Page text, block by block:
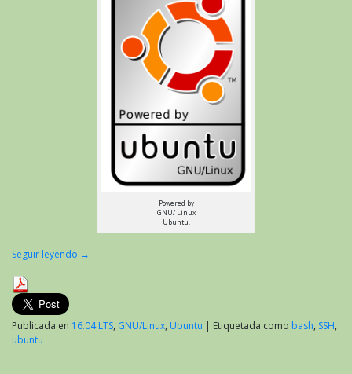
Powered by
GNU/ Linux
Ubuntu.
Seguir leyendo →
Publicada en 16.04 LTS, GNU/Linux, Ubuntu | Etiquetada como bash, SSH,
ubuntu